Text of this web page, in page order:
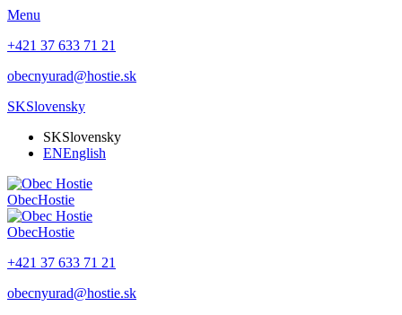
Menu
+421 37 633 71 21
obecnyurad@hostie.sk
SKSlovensky
SKSlovensky
ENEnglish
ObecHostie
ObecHostie
+421 37 633 71 21
obecnyurad@hostie.sk